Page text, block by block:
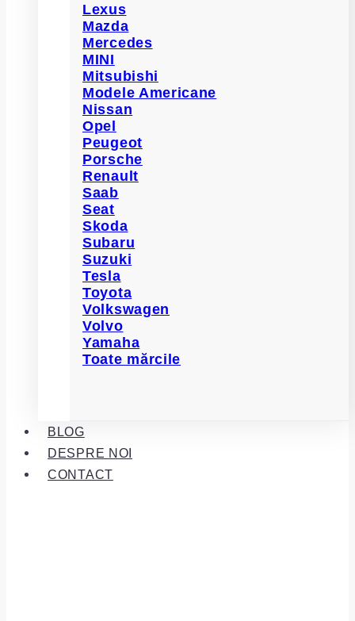
Lexus
Mazda
Mercedes
MINI
Mitsubishi
Modele Americane
Nissan
Opel
Peugeot
Porsche
Renault
Saab
Seat
Skoda
Subaru
Suzuki
Tesla
Toyota
Volkswagen
Volvo
Yamaha
Toate mărcile
BLOG
DESPRE NOI
CONTACT